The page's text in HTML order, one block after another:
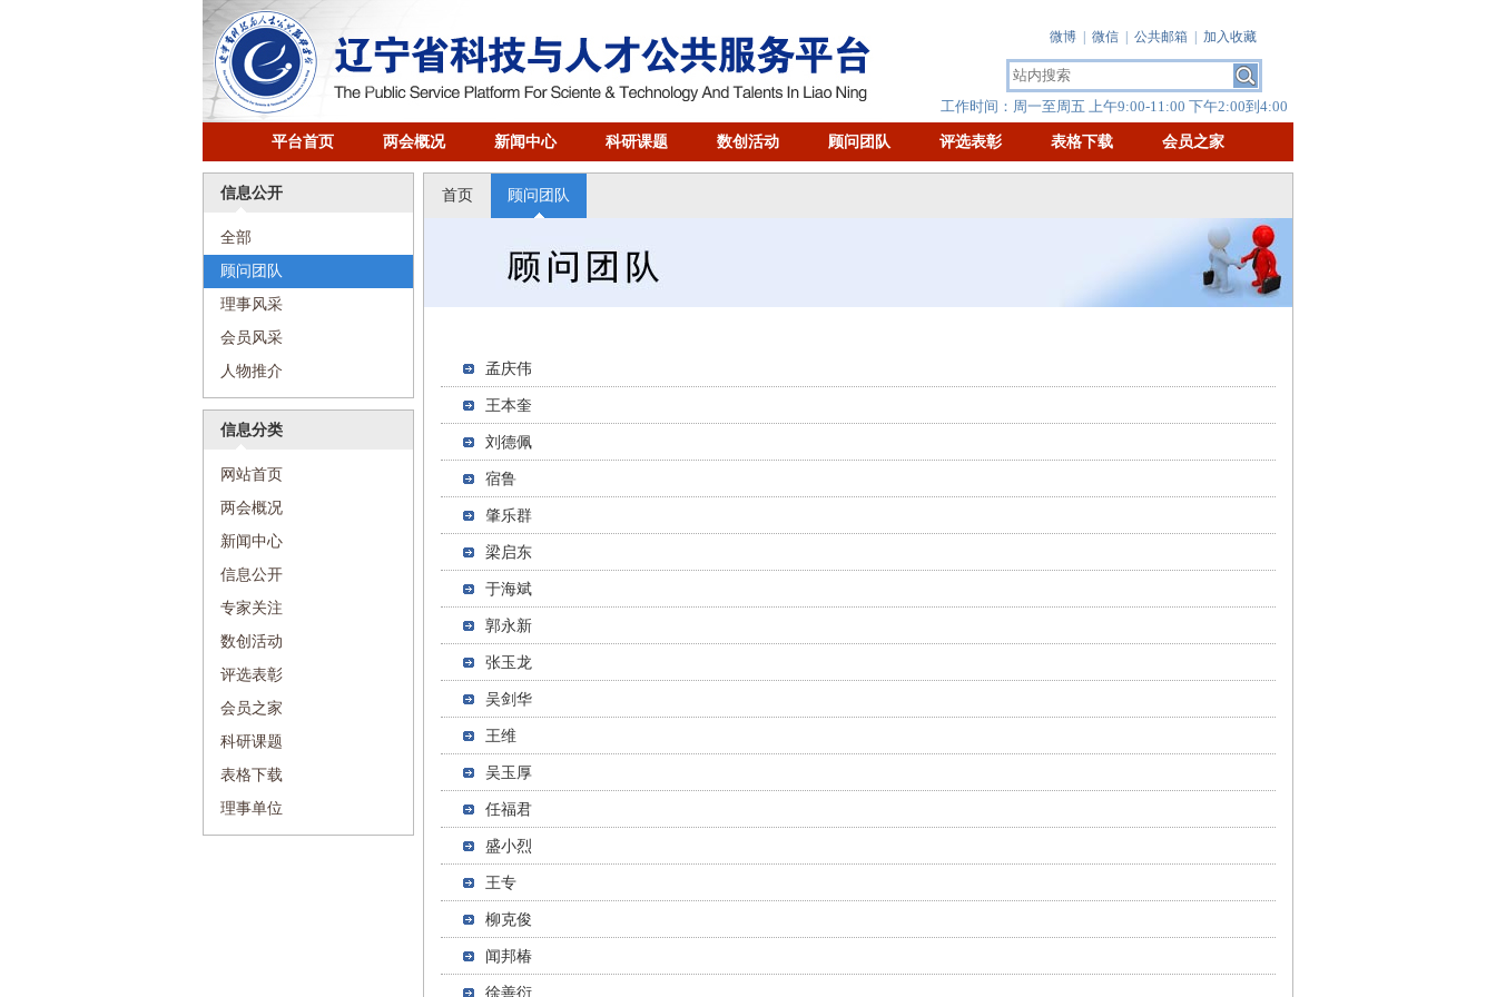
工作时间：周一至周五 上午9:00-11:00 下午2:00到4:00
微博 微信 公共邮箱 加入收藏
平台首页 两会概况 新闻中心 科研课题 数创活动 顾问团队 评选表彰 表格下载 会员之家
信息公开
全部
顾问团队
理事风采
会员风采
人物推介
信息分类
网站首页
两会概况
新闻中心
信息公开
专家关注
数创活动
评选表彰
会员之家
科研课题
表格下载
理事单位
首页 顾问团队
孟庆伟
王本奎
刘德佩
宿鲁
肇乐群
梁启东
于海斌
郭永新
张玉龙
吴剑华
王维
吴玉厚
任福君
盛小烈
王专
柳克俊
闻邦椿
徐善衍